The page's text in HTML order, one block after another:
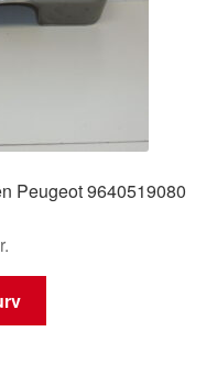
Peugeot 9640519080